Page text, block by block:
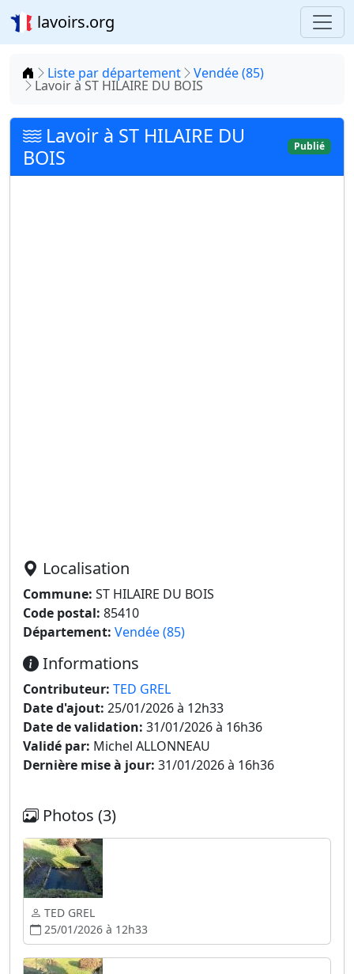
lavoirs.org
Accueil
Liste par département Vendée (85)
Lavoir à ST HILAIRE DU BOIS
Lavoir à ST HILAIRE DU
BOIS
Publié
Localisation
Commune: ST HILAIRE DU BOIS
Code postal: 85410
Département: Vendée (85)
Informations
Contributeur: TED GREL
Date d'ajout: 25/01/2026 à 12h33
Date de validation: 31/01/2026 à 16h36
Validé par: Michel ALLONNEAU
Dernière mise à jour: 31/01/2026 à 16h36
Photos (3)
TED GREL
25/01/2026 à 12h33